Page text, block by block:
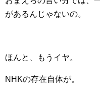
があるんじゃないの。
ほんと、もうイヤ。
NHKの存在自体が。